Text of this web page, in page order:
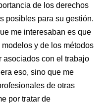
de los derechos
posibles para su gestión.
me interesaban es que
y de los métodos
asociados con el trabajo
eso, sino que me
de otras
por tratar de